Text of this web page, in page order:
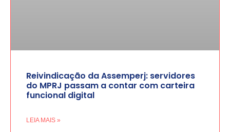
Reivindicação da Assemperj: servidores
do MPRJ passam a contar com carteira
funcional digital
LEIA MAIS »